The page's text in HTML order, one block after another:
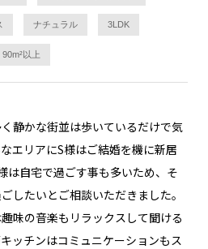
静かな街並は歩いているだけで気
エリアにS様はご結婚を機に新居
は自宅で過ごす事も多いため、そ
したいとご相談いただきました。
味の音楽もリラックスして聞ける
ッチンはコミュニケーションもス
ナチュラル 3LDK
90m²以上